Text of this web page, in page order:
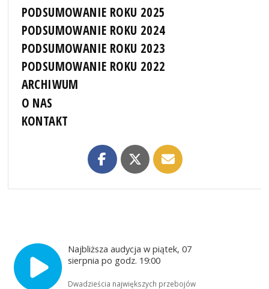
PODSUMOWANIE ROKU 2025
PODSUMOWANIE ROKU 2024
PODSUMOWANIE ROKU 2023
PODSUMOWANIE ROKU 2022
ARCHIWUM
O NAS
KONTAKT
Najbliższa audycja w piątek, 07
sierpnia po godz. 19:00
Dwadzieścia największych przebojów